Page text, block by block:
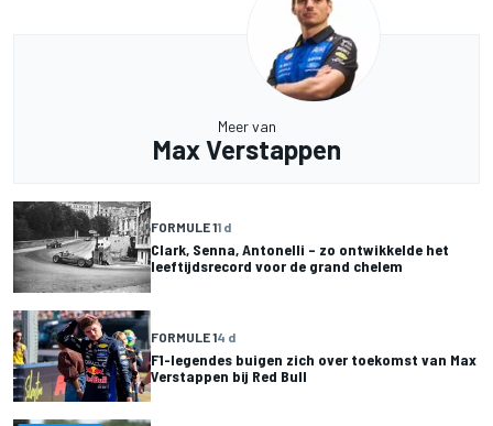
Meer van
Max Verstappen
FORMULE 11 d
Clark, Senna, Antonelli – zo ontwikkelde het
leeftijdsrecord voor de grand chelem
FORMULE 14 d
F1-legendes buigen zich over toekomst van Max
Verstappen bij Red Bull